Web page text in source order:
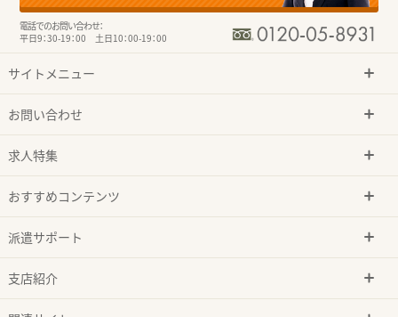
電話でのお問い合わせ：
平日9：30-19：00 土日10：00-19：00
サイトメニュー
お問い合わせ
求人特集
おすすめコンテンツ
派遣サポート
支店紹介